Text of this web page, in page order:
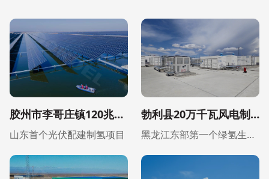
胶州市李哥庄镇120兆瓦鱼光互补配建制氢项目
山东首个光伏配建制氢项目
勃利县20万千瓦风电制氢联合运行示范项目
黑龙江东部第一个绿氢生产基地